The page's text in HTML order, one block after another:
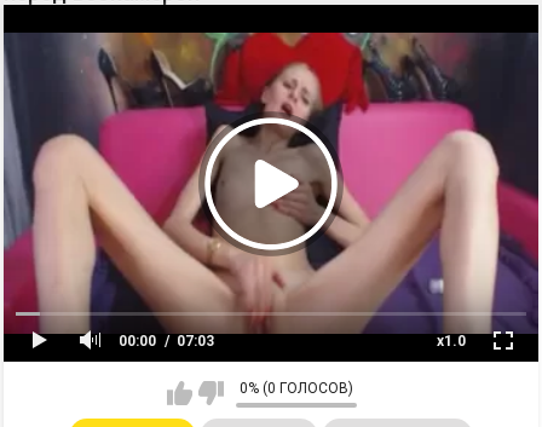
00:00 x1.0
07:03
0% (0 ГОЛОСОВ)